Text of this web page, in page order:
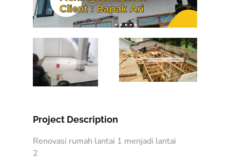
Project Description
Renovasi rumah lantai 1 menjadi lantai
2